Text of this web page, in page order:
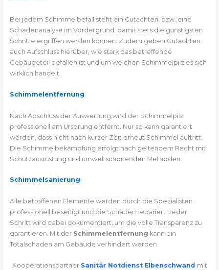
Bei jedem Schimmelbefall steht ein Gutachten, bzw. eine
Schadenanalyse im Vordergrund, damit stets die günstigsten
Schritte ergriffen werden können. Zudem geben Gutachten
auch Aufschluss hierüber, wie stark das betreffende
Gebäudeteil befallen ist und um welchen Schimmelpilz es sich
wirklich handelt.
Schimmelentfernung
Nach Abschluss der Auswertung wird der Schimmelpilz
professionell am Ursprung entfernt. Nur so kann garantiert
werden, dass nicht nach kurzer Zeit erneut Schimmel auftritt.
Die Schimmelbekämpfung erfolgt nach geltendem Recht mit
Schutzausrüstung und umweltschonenden Methoden.
Schimmelsanierung
Alle betroffenen Elemente werden durch die Spezialisten
professionell beseitigt und die Schäden repariert. Jeder
Schritt wird dabei dokumentiert, um die volle Transparenz zu
garantieren. Mit der Schimmelentfernung kann ein
Totalschaden am Gebäude verhindert werden.
Kooperationspartner Sanitär Notdienst Elbenschwand mit